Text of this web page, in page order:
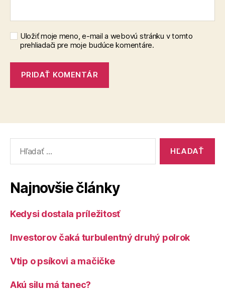
Uložiť moje meno, e-mail a webovú stránku v tomto
prehliadači pre moje budúce komentáre.
Najnovšie články
Kedysi dostala príležitosť
Investorov čaká turbulentný druhý polrok
Vtip o psíkovi a mačičke
Akú silu má tanec?